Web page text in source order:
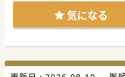
【働きやすさ】
■時間外勤務はほとん
時短勤務も可能なので
■遠方や県外からお越
ネスホテルに宿泊いた
■オンコール対応無し
気になる